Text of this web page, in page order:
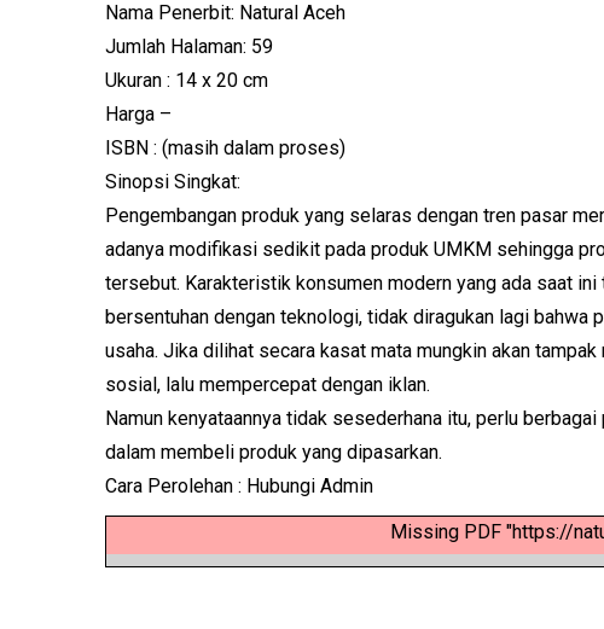
Nama Penerbit: Natural Aceh
Jumlah Halaman: 59
Ukuran : 14 x 20 cm
Harga –
ISBN : (masih dalam proses)
Sinopsi Singkat:
Pengembangan produk yang selaras dengan tren pasar
adanya modifikasi sedikit pada produk UMKM sehingga
tersebut. Karakteristik konsumen modern yang ada saat
bersentuhan dengan teknologi, tidak diragukan lagi
usaha. Jika dilihat secara kasat mata mungkin akan
sosial, lalu mempercepat dengan iklan.
Namun kenyataannya tidak sesederhana itu, perlu
dalam membeli produk yang dipasarkan.
Cara Perolehan : Hubungi Admin
Missing PDF "https://